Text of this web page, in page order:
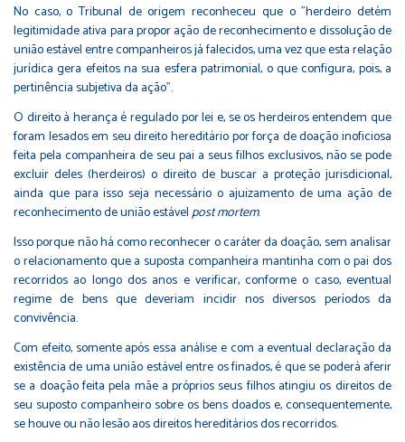
No caso, o Tribunal de origem reconheceu que o "herdeiro detém
legitimidade ativa para propor ação de reconhecimento e dissolução de
união estável entre companheiros já falecidos, uma vez que esta relação
jurídica gera efeitos na sua esfera patrimonial, o que configura, pois, a
pertinência subjetiva da ação".
O direito à herança é regulado por lei e, se os herdeiros entendem que
foram lesados em seu direito hereditário por força de doação inoficiosa
feita pela companheira de seu pai a seus filhos exclusivos, não se pode
excluir deles (herdeiros) o direito de buscar a proteção jurisdicional,
ainda que para isso seja necessário o ajuizamento de uma ação de
reconhecimento de união estávelpost mortem.
Isso porque não há como reconhecer o caráter da doação, sem analisar
o relacionamento que a suposta companheira mantinha com o pai dos
recorridos ao longo dos anos e verificar, conforme o caso, eventual
regime de bens que deveriam incidir nos diversos períodos da
convivência.
Com efeito, somente após essa análise e com a eventual declaração da
existência de uma união estável entre os finados, é que se poderá aferir
se a doação feita pela mãe a próprios seus filhos atingiu os direitos de
seu suposto companheiro sobre os bens doados e, consequentemente,
se houve ou não lesão aos direitos hereditários dos recorridos.